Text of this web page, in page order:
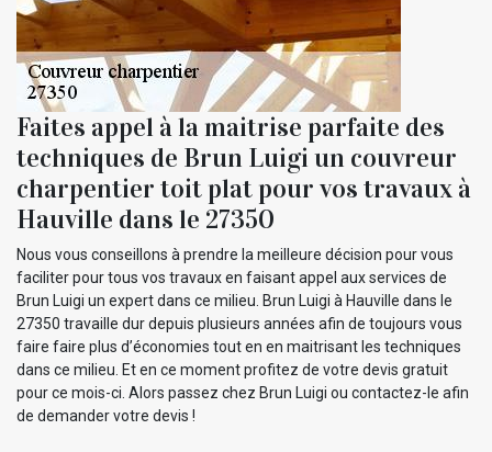
Faites appel à la maitrise parfaite des
techniques de Brun Luigi un couvreur
charpentier toit plat pour vos travaux à
Hauville dans le 27350
Nous vous conseillons à prendre la meilleure décision pour vous
faciliter pour tous vos travaux en faisant appel aux services de
Brun Luigi un expert dans ce milieu. Brun Luigi à Hauville dans le
27350 travaille dur depuis plusieurs années afin de toujours vous
faire faire plus d’économies tout en en maitrisant les techniques
dans ce milieu. Et en ce moment profitez de votre devis gratuit
pour ce mois-ci. Alors passez chez Brun Luigi ou contactez-le afin
de demander votre devis !